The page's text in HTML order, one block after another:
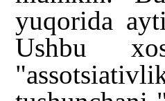
yuqorida
Ushbu